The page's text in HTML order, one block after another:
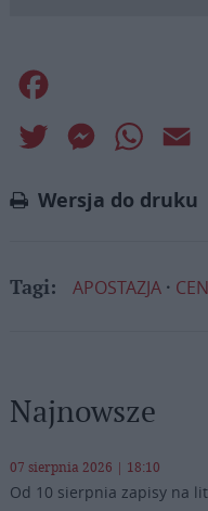
Twitter Messenger
Wersja do druku
Tagi: APOSTAZJA
Najnowsze
07 sierpnia 2026 | 18:10
Od 10 sierpnia zapisy na